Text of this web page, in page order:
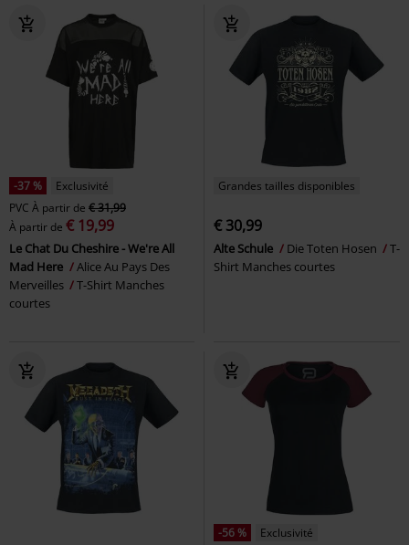
-37 %
Exclusivité
PVC À partir de € 31,99
À partir de € 19,99
Le Chat Du Cheshire - We're All
Mad Here
Alice Au Pays Des
Merveilles
T-Shirt Manches
courtes
Grandes tailles disponibles
€ 30,99
Alte Schule Die Toten Hosen
T-
Shirt Manches courtes
-56 %
Exclusivité